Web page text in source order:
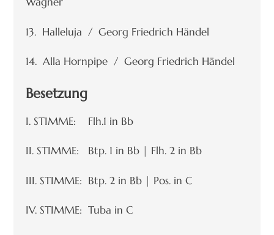
13. Halleluja / Georg Friedrich Händel
14. Alla Hornpipe / Georg Friedrich Händel
Besetzung
I. STIMME: Flh.1 in Bb
II. STIMME: Btp. 1 in Bb | Flh. 2 in Bb
III. STIMME: Btp. 2 in Bb | Pos. in C
IV. STIMME: Tuba in C